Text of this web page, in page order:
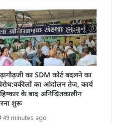
का SDM कोर्ट बदलने का
का आंदोलन तेज, कार्य
के बाद अनिश्चितकालीन
शुरू
49 minutes ago